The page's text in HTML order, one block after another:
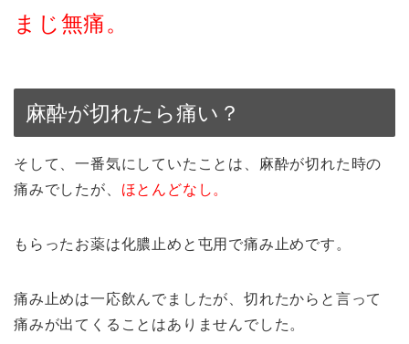
まじ無痛。
麻酔が切れたら痛い？
そして、一番気にしていたことは、麻酔が切れた時の
痛みでしたが、 ほとんどなし。
もらったお薬は化膿止めと屯用で痛み止めです。
痛み止めは一応飲んでましたが、切れたからと言って
痛みが出てくることはありませんでした。